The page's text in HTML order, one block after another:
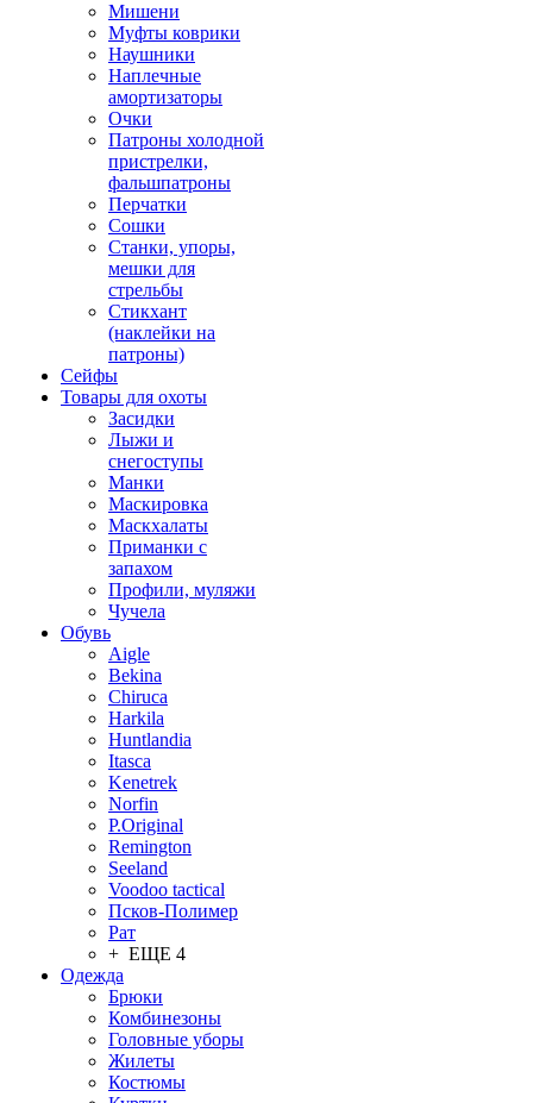
Мишени
Муфты коврики
Наушники
Наплечные
амортизаторы
Очки
Патроны холодной
пристрелки,
фальшпатроны
Перчатки
Сошки
Станки, упоры,
мешки для
стрельбы
Стикхант
(наклейки на
патроны)
Сейфы
Товары для охоты
Засидки
Лыжи и
снегоступы
Манки
Маскировка
Маскхалаты
Приманки с
запахом
Профили, муляжи
Чучела
Обувь
Aigle
Bekina
Chiruсa
Harkila
Huntlandia
Itasca
Kenetrek
Norfin
P.Original
Remington
Seeland
Voodoo tactical
Псков-Полимер
Рат
+ ЕЩЕ 4
Одежда
Брюки
Комбинезоны
Головные уборы
Жилеты
Костюмы